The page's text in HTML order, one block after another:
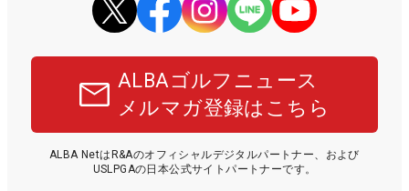
ALBAゴルフニュース
メルマガ登録はこちら
ALBA NetはR&Aのオフィシャルデジタルパートナー、および
USLPGAの日本公式サイトパートナーです。